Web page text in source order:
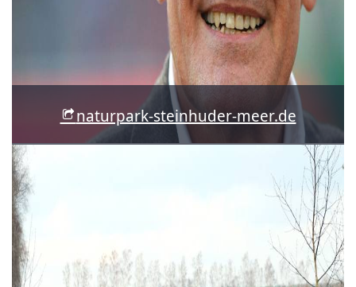
naturpark-steinhuder-meer.de